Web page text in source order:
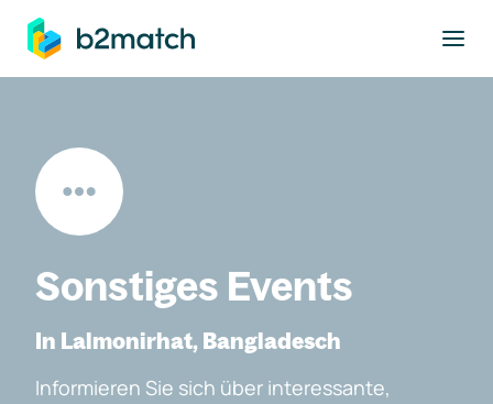
springen
Sonstiges Events
In Lalmonirhat, Bangladesch
Informieren Sie sich über interessante,